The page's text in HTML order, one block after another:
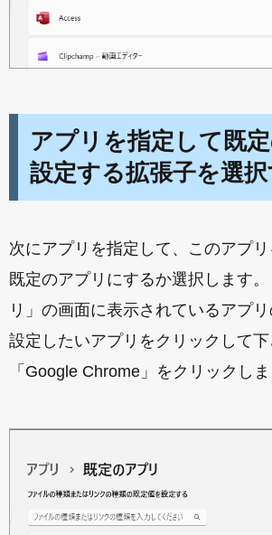
アプリを指定して既
設定する拡張子を選択
次にアプリを指定して、このアプ
既定のアプリにするか選択します
リ」の画面に表示されているアプ
設定したいアプリをクリックして
「Google Chrome」をクリックしま